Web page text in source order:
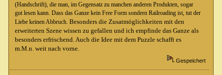
(Handschrift), die man, im Gegensatz zu manchen anderen Produkten, sogar
gut lesen kann. Dass das Ganze kein Free Form sondern Railroading ist, tut der
Liebe keinen Abbruch. Besonders die Zusatmöglichkeiten mit den
erweiterten Szene wissen zu gefallen und ich empfinde das Ganze als
besonders erfrischend. Auch die Idee mit dem Puzzle schafft es
m.M.n. weit nach vorne.
Gespeichert